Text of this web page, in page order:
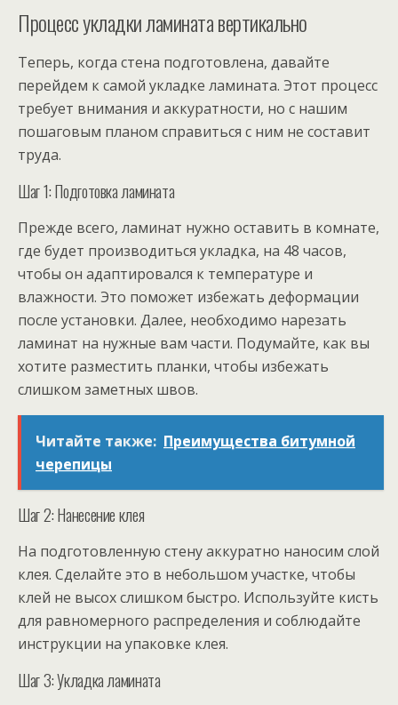
Процесс укладки ламината вертикально
Теперь, когда стена подготовлена, давайте
перейдем к самой укладке ламината. Этот процесс
требует внимания и аккуратности, но с нашим
пошаговым планом справиться с ним не составит
труда.
Шаг 1: Подготовка ламината
Прежде всего, ламинат нужно оставить в комнате,
где будет производиться укладка, на 48 часов,
чтобы он адаптировался к температуре и
влажности. Это поможет избежать деформации
после установки. Далее, необходимо нарезать
ламинат на нужные вам части. Подумайте, как вы
хотите разместить планки, чтобы избежать
слишком заметных швов.
Читайте также: Преимущества битумной
черепицы
Шаг 2: Нанесение клея
На подготовленную стену аккуратно наносим слой
клея. Сделайте это в небольшом участке, чтобы
клей не высох слишком быстро. Используйте кисть
для равномерного распределения и соблюдайте
инструкции на упаковке клея.
Шаг 3: Укладка ламината